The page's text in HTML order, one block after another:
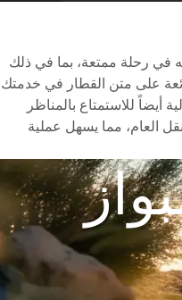
في رحلة ممتعة، بما في ذلك
يصل إلى 8 مغادرات يومية. تتوفر أيضاً وسائل راحة رائعة على متن القطار في خدمتك
أيضاً للاستمتاع بالمناظر
العام، مما يسهل عملية